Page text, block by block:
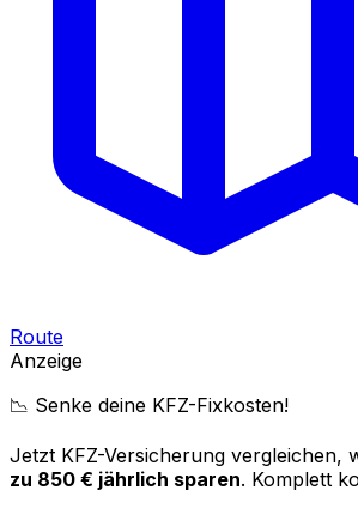
Route
Anzeige
📉 Senke deine KFZ-Fixkosten!
Jetzt KFZ-Versicherung vergleichen,
zu 850 € jährlich sparen. Komplett